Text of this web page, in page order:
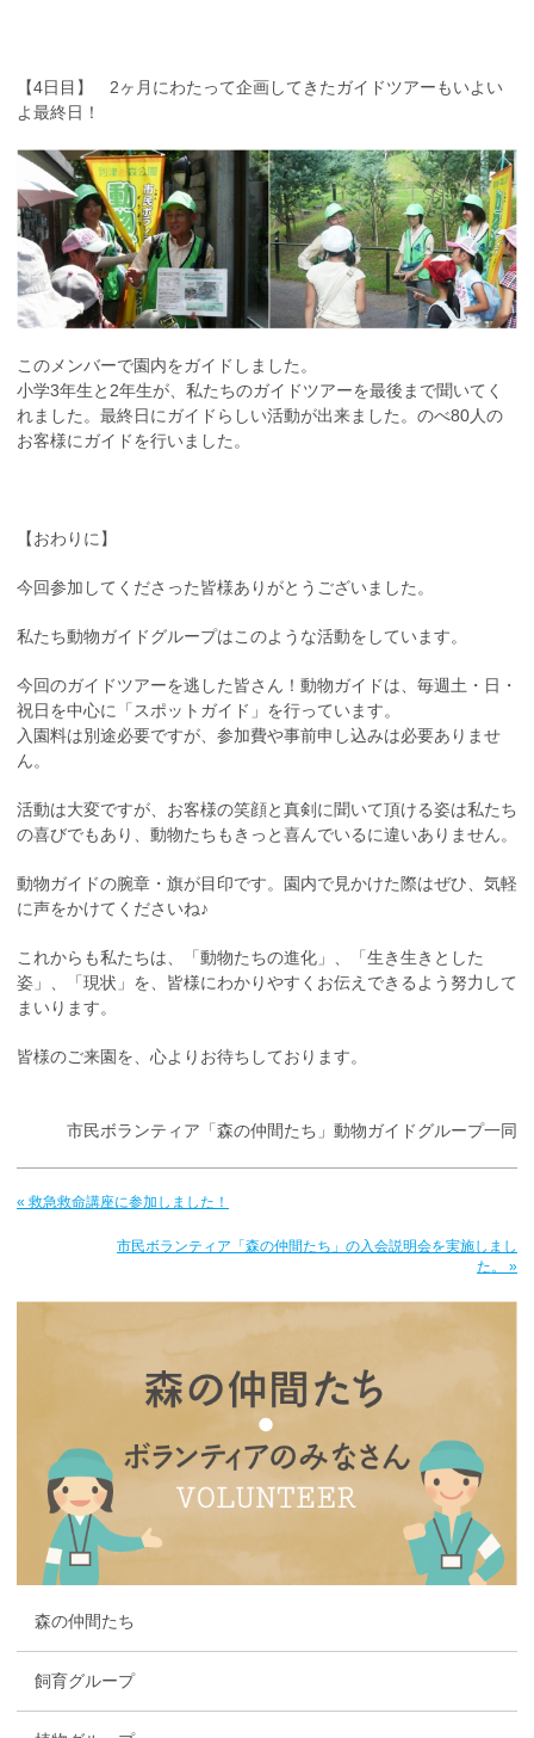
【4日目】 2ヶ月にわたって企画してきたガイドツアーもいよい
よ最終日！
このメンバーで園内をガイドしました。
小学3年生と2年生が、私たちのガイドツアーを最後まで聞いてく
れました。最終日にガイドらしい活動が出来ました。のべ80人の
お客様にガイドを行いました。
【おわりに】
今回参加してくださった皆様ありがとうございました。
私たち動物ガイドグループはこのような活動をしています。
今回のガイドツアーを逃した皆さん！動物ガイドは、毎週土・日・
祝日を中心に「スポットガイド」を行っています。
入園料は別途必要ですが、参加費や事前申し込みは必要ありませ
ん。
活動は大変ですが、お客様の笑顔と真剣に聞いて頂ける姿は私たち
の喜びでもあり、動物たちもきっと喜んでいるに違いありません。
動物ガイドの腕章・旗が目印です。園内で見かけた際はぜひ、気軽
に声をかけてくださいね♪
これからも私たちは、「動物たちの進化」、「生き生きとした
姿」、「現状」を、皆様にわかりやすくお伝えできるよう努力して
まいります。
皆様のご来園を、心よりお待ちしております。
市民ボランティア「森の仲間たち」動物ガイドグループ一同
« 救急救命講座に参加しました！
市民ボランティア「森の仲間たち」の入会説明会を実施しまし
た。 »
森の仲間たち
飼育グループ